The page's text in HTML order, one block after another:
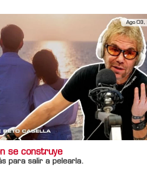
Ago 03,
se construye
para salir a pelearla.